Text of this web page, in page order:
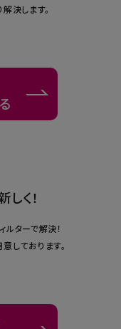
決します。
く！
ターで解決！
しております。